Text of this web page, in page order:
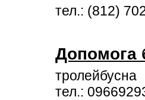
тел.: (812)
Допомога
тролейбусна
тел.: